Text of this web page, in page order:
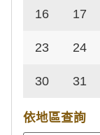
16 17
23 24
30 31
依地區查詢